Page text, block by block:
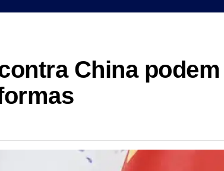
China podem